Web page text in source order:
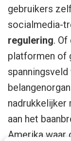
gebruikers
socialmedia-
regulering.
platformen of
nadrukkelijker
aan het
Amerika waar